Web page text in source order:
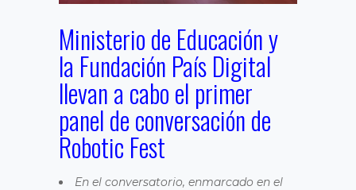
Ministerio de Educación y
la Fundación País Digital
llevan a cabo el primer
panel de conversación de
Robotic Fest
En el conversatorio, enmarcado en el